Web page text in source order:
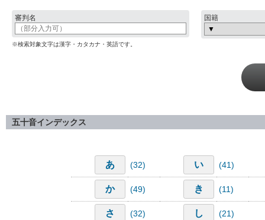
審判名
※検索対象文字は漢字・カタカナ・英語です。
国籍
五十音インデックス
あ (32) い (41)
か (49) き (11)
さ (32) し (21)